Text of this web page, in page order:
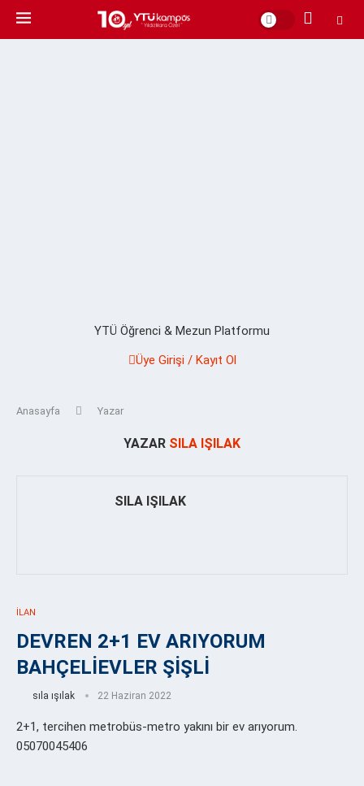
YTÜ Öğrenci & Mezun Platformu
Üye Girişi / Kayıt Ol
Anasayfa Yazar
YAZAR SILA IŞILAK
SILA IŞILAK
İLAN
DEVREN 2+1 EV ARIYORUM
BAHÇELİEVLER ŞİŞLİ
sıla ışılak 22 Haziran 2022
2+1, tercihen metrobüs-metro yakını bir ev arıyorum.
05070045406